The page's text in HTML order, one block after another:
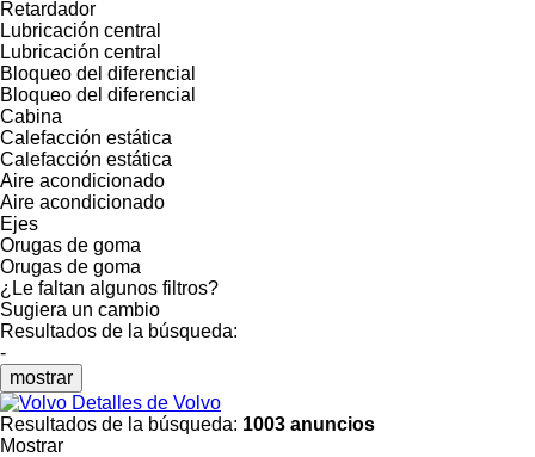
Retardador
Lubricación central
Lubricación central
Bloqueo del diferencial
Bloqueo del diferencial
Cabina
Calefacción estática
Calefacción estática
Aire acondicionado
Aire acondicionado
Ejes
Orugas de goma
Orugas de goma
¿Le faltan algunos filtros?
Sugiera un cambio
Resultados de la búsqueda:
-
mostrar
Detalles de Volvo
Resultados de la búsqueda: 1003 anuncios
Mostrar